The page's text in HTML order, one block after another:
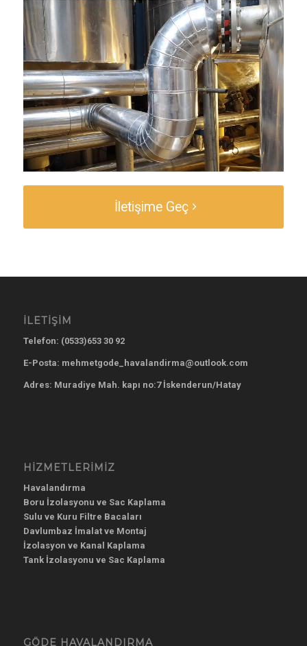
İletişime Geç
İLETIŞIM
Telefon: (0533)653 30 92
E-Posta: mehmetgode_havalandirma@outlook.com
Adres: Muradiye Mah. kapı no:7 İskenderun/Hatay
HIZMETLERIMIZ
Havalandırma
Boru İzolasyonu ve Sac Kaplama
Sulu ve Kuru Filtre Bacaları
Davlumbaz İmalat ve Montaj
İzolasyon ve Kanal Kaplama
Tank İzolasyonu ve Sac Kaplama
GÖDE HAVALANDIRMA